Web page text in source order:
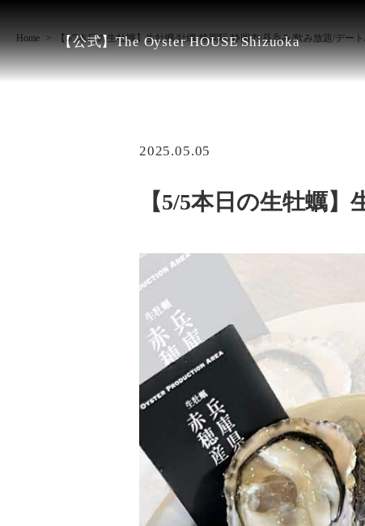
【公式】The Oyster HOUSE Shizuoka
Home 【5/5本日の生牡蠣】生牡蠣/牡蠣/静岡駅/静岡市/昼呑み/飲み放題/デー
2025.05.05
【5/5本日の生牡蠣